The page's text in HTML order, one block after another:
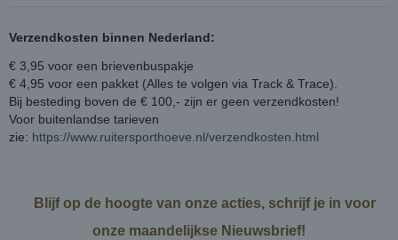
Verzendkosten binnen Nederland:
€ 3,95 voor een brievenbuspakje
€ 4,95 voor een pakket (Alles te volgen via Track & Trace).
Bij besteding boven de € 100,- zijn er geen verzendkosten!
Voor buitenlandse tarieven
zie: https://www.ruitersporthoeve.nl/verzendkosten.html
Blijf op de hoogte van onze acties, schrijf je in voor
onze maandelijkse Nieuwsbrief!